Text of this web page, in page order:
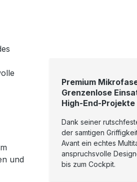
und
Premium
Grenzenlose
High-End-Projekte
Dank seiner
der samtigen
Avant ein echtes
anspruchsvolle
bis zum Cockpit.